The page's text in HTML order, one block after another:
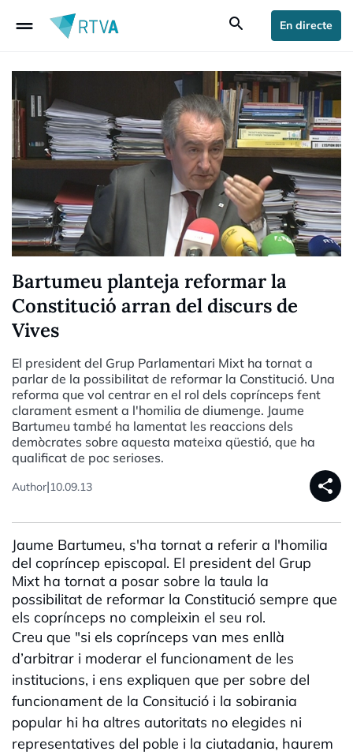
drag_handle search En directe
Bartumeu planteja reformar la
Constitució arran del discurs de
Vives
El president del Grup Parlamentari Mixt ha tornat a
parlar de la possibilitat de reformar la Constitució. Una
reforma que vol centrar en el rol dels coprínceps fent
clarament esment a l'homilia de diumenge. Jaume
Bartumeu també ha lamentat les reaccions dels
demòcrates sobre aquesta mateixa qüestió, que ha
qualificat de poc serioses.
Author|10.09.13 share
Jaume Bartumeu, s'ha tornat a referir a l'homilia
del copríncep episcopal. El president del Grup
Mixt ha tornat a posar sobre la taula la
possibilitat de reformar la Constitució sempre que
els coprínceps no compleixin el seu rol.
Creu que "si els coprínceps van mes enllà
d’arbitrar i moderar el funcionament de les
institucions, i ens expliquen que per sobre del
funcionament de la Consitució i la sobirania
popular hi ha altres autoritats no elegides ni
representatives del poble i la ciutadania, haurem